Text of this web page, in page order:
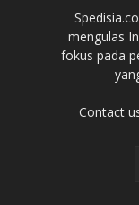
mengulas
fokus pada
Contact